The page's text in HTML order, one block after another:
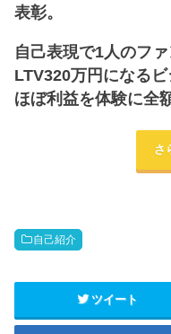
表彰。
自己表現で1人のフ
LTV320万円になる
ほぼ利益を体験に全
さ
自己紹介
ツイート